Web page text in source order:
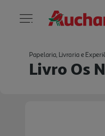
Papelaria, Livraria e
Livro Os